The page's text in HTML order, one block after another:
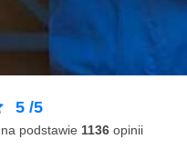
5 /5
podstawie 1136 opinii